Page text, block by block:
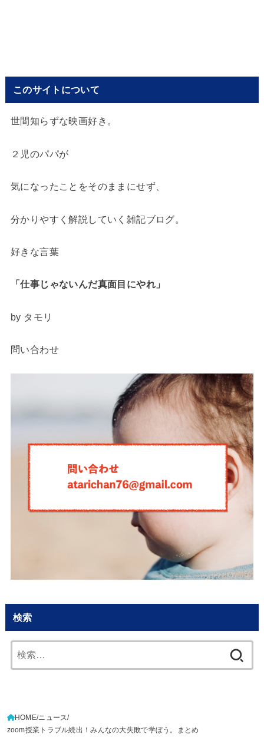
このサイトについて
世間知らずな映画好き。
２児のパパが
気になったことをそのままにせず、
分かりやすく解説していく雑記ブログ。
好きな言葉
「仕事じゃないんだ真面目にやれ」
by タモリ
問い合わせ
検索
索:
HOME ニュース
zoom授業トラブル続出！みんなの大失敗で学ぼう。まとめ